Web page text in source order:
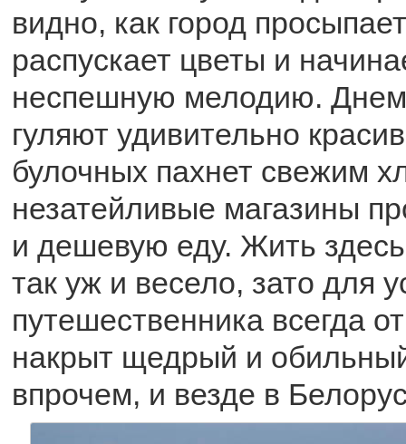
видно, как город
распускает цветы и
неспешную мелодию.
гуляют удивительно
булочных пахнет свежим
незатейливые магазины
и дешевую еду. Жить
так уж и весело, зато для
путешественника всегда
накрыт щедрый и
впрочем, и везде в